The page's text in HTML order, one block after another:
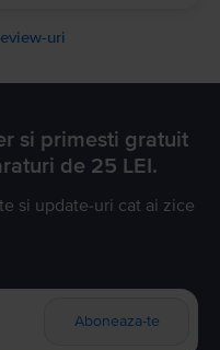
uri
si primesti gratuit
de 25 LEI.
si update-uri cat ai zice
Aboneaza-te